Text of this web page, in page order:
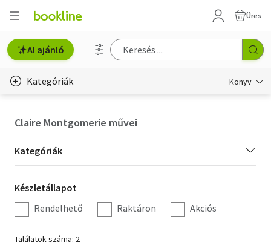
Üres
AI ajánló
Kategóriák Könyv
Hobbi, szabadidő
Irodalom
Művészet
Claire Montgomerie művei
Kategória
szűrés
Kategóriák
Készletállapot
szűrés
Készletállapot
Rendelhető
Raktáron Akciós
Találatok száma: 2